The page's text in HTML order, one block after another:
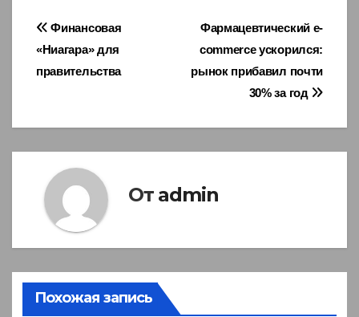
Навигация
по
Фармацевтический e-
commerce ускорился:
рынок прибавил почти
30% за год
Финансовая
«Ниагара» для
правительства
От admin
Похожая запись